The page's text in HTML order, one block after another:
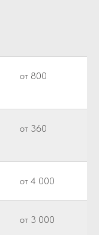
от 800
от 360
от 4 000
от 3 000